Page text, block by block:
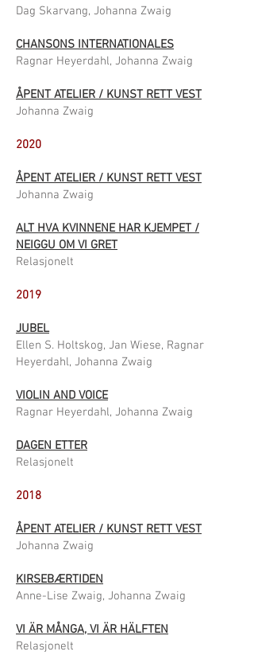
Dag Skarvang, Johanna Zwaig
CHANSONS INTERNATIONALES
Ragnar Heyerdahl, Johanna Zwaig
ÅPENT ATELIER / KUNST RETT VEST
Johanna Zwaig
2020
ÅPENT ATELIER / KUNST RETT VEST
Johanna Zwaig
ALT HVA KVINNENE HAR KJEMPET /
NEIGGU OM VI GRET
Relasjonelt
2019
JUBEL
Ellen S. Holtskog, Jan Wiese, Ragnar
Heyerdahl, Johanna Zwaig
VIOLIN AND VOICE
Ragnar Heyerdahl, Johanna Zwaig
DAGEN ETTER
Relasjonelt
2018
ÅPENT ATELIER / KUNST RETT VEST
Johanna Zwaig
KIRSEBÆRTIDEN
Anne-Lise Zwaig, Johanna Zwaig
VI ÄR MÅNGA, VI ÄR HÄLFTEN
Relasjonelt